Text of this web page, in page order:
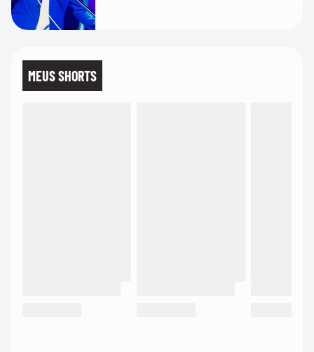
MEUS SHORTS